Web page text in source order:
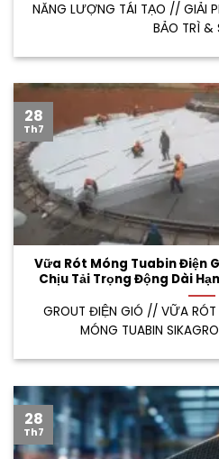
NĂNG LƯỢNG TÁI TẠO // GIẢI
BẢO TRÌ &
Vữa Rót Móng Tuabin Điện
Chịu Tải Trọng Động Dài
GROUT ĐIỆN GIÓ // VỮA RÓT
MÓNG TUABIN
28
Th7
28
Th7